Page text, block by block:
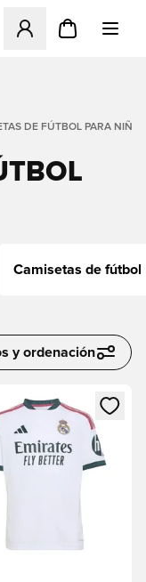
un modal para iniciar
DE FÚTBOL PARA NIÑOS
Camisetas de fútbol
y ordenación
como
modal para iniciar